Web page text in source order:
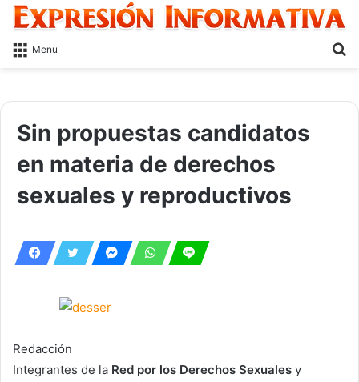
Menu
Sin propuestas candidatos
en materia de derechos
sexuales y reproductivos
Redacción
Integrantes de la Red por los Derechos Sexuales y